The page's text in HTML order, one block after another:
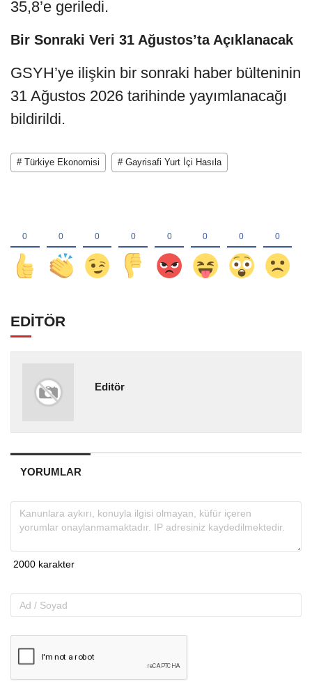
35,8’e geriledi.
Bir Sonraki Veri 31 Ağustos’ta Açıklanacak
GSYH’ye ilişkin bir sonraki haber bülteninin
31 Ağustos 2026 tarihinde yayımlanacağı
bildirildi.
# Türkiye Ekonomisi # Gayrisafi Yurt İçi Hasıla
EDİTÖR
Editör
YORUMLAR